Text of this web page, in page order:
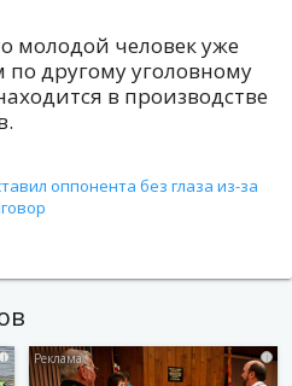
молодой человек уже
другому уголовному
в производстве
оппонента без глаза из-за
i i